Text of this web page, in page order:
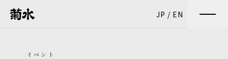
JP / EN
イベント